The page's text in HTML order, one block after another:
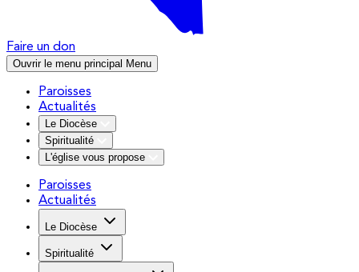
Faire un don
Ouvrir le menu principal Menu
Paroisses
Actualités
Le Diocèse
Spiritualité
L'église vous propose
Paroisses
Actualités
Le Diocèse
Spiritualité